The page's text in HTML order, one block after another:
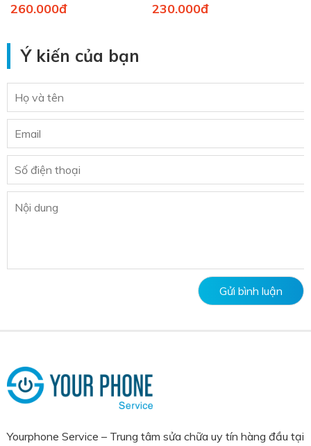
260.000đ 230.000đ
Ý kiến của bạn
Yourphone Service – Trung tâm sửa chữa uy tín hàng đầu tại